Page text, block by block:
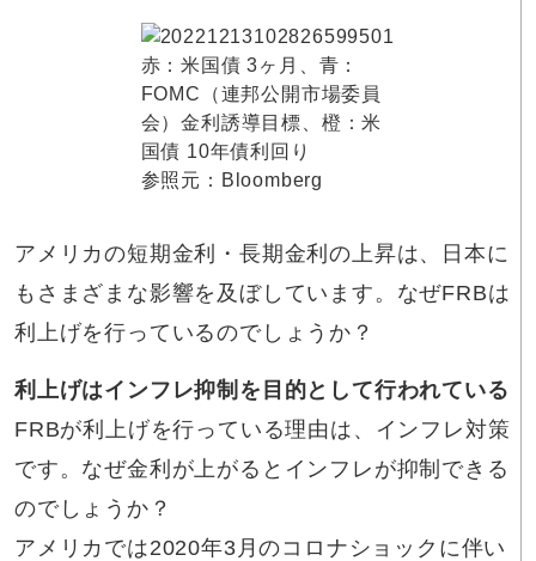
赤：米国債 3ヶ月、青：
FOMC（連邦公開市場委員
会）金利誘導目標、橙：米
国債 10年債利回り
参照元： Bloomberg
アメリカの短期金利・長期金利の上昇は、日本に
もさまざまな影響を及ぼしています。なぜFRBは
利上げを行っているのでしょうか？
利上げはインフレ抑制を目的として行われている
FRBが利上げを行っている理由は、インフレ対策
です。なぜ金利が上がるとインフレが抑制できる
のでしょうか？
アメリカでは2020年3月のコロナショックに伴い